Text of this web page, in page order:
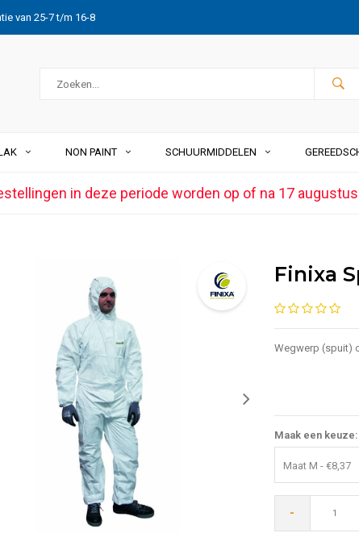
van 25-7 t/m 16-8
NON PAINT SCHUURMIDDELEN
in deze periode worden op of na 17
Finixa
Wegwerp (spuit)
Maak een keuze:
Maat M - €8,37
-